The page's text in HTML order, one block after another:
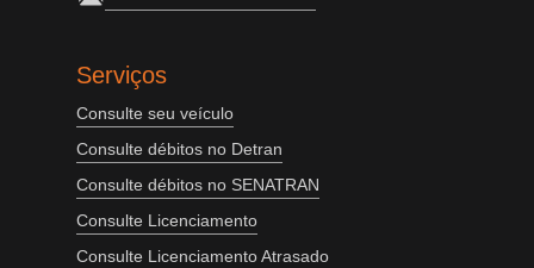
Serviços
Consulte seu veículo
Consulte débitos no Detran
Consulte débitos no SENATRAN
Consulte Licenciamento
Consulte Licenciamento Atrasado